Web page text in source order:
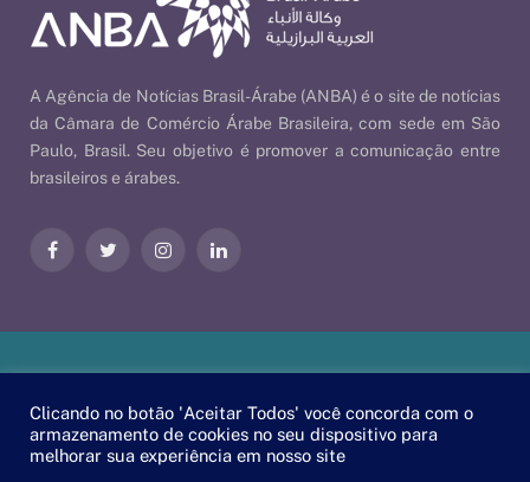
A Agência de Notícias Brasil-Árabe (ANBA) é o site de notícias
da Câmara de Comércio Árabe Brasileira, com sede em São
Paulo, Brasil. Seu objetivo é promover a comunicação entre
brasileiros e árabes.
FacebookTwitter InstagramLinkedIn
Árabe | ByEscaEsco.
Clicando no botão 'Aceitar Todos' você concorda com o
armazenamento de cookies no seu dispositivo para
melhorar sua experiência em nosso site